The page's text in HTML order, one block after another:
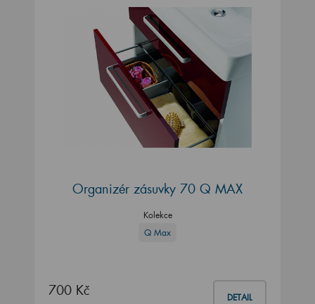
Organizér zásuvky 70 Q MAX
Kolekce
Q Max
700 Kč DETAIL